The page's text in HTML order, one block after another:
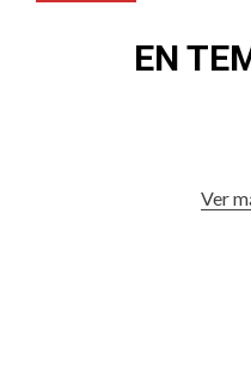
EN
Ver